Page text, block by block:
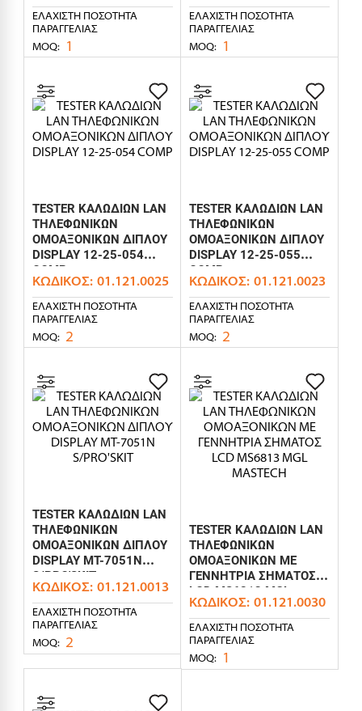
ΕΛΆΧΙΣΤΗ ΠΟΣΌΤΗΤΑ
ΠΑΡΑΓΓΕΛΊΑΣ
MOQ: 1
ΕΛΆΧΙΣΤΗ ΠΟΣΌΤΗΤΑ
ΠΑΡΑΓΓΕΛΊΑΣ
MOQ: 1
TESTER ΚΑΛΩΔΙΩΝ LAN
ΤΗΛΕΦΩΝΙΚΩΝ
ΟΜΟΑΞΟΝΙΚΩΝ ΔΙΠΛΟΥ
DISPLAY 12-25-054
COMP
ΚΩΔΙΚΌΣ: 01.121.0025
ΕΛΆΧΙΣΤΗ ΠΟΣΌΤΗΤΑ
ΠΑΡΑΓΓΕΛΊΑΣ
MOQ: 2
TESTER ΚΑΛΩΔΙΩΝ LAN
ΤΗΛΕΦΩΝΙΚΩΝ
ΟΜΟΑΞΟΝΙΚΩΝ ΔΙΠΛΟΥ
DISPLAY 12-25-055
COMP
ΚΩΔΙΚΌΣ: 01.121.0023
ΕΛΆΧΙΣΤΗ ΠΟΣΌΤΗΤΑ
ΠΑΡΑΓΓΕΛΊΑΣ
MOQ: 2
TESTER ΚΑΛΩΔΙΩΝ LAN
ΤΗΛΕΦΩΝΙΚΩΝ
ΟΜΟΑΞΟΝΙΚΩΝ ΔΙΠΛΟΥ
DISPLAY MT-7051N
S/PRO'SKIT
ΚΩΔΙΚΌΣ: 01.121.0013
ΕΛΆΧΙΣΤΗ ΠΟΣΌΤΗΤΑ
ΠΑΡΑΓΓΕΛΊΑΣ
MOQ: 2
TESTER ΚΑΛΩΔΙΩΝ LAN
ΤΗΛΕΦΩΝΙΚΩΝ
ΟΜΟΑΞΟΝΙΚΩΝ ΜΕ
ΓΕΝΝΗΤΡΙΑ ΣΗΜΑΤΟΣ
LCD MS6813 MGL
MASTECH
ΚΩΔΙΚΌΣ: 01.121.0030
ΕΛΆΧΙΣΤΗ ΠΟΣΌΤΗΤΑ
ΠΑΡΑΓΓΕΛΊΑΣ
MOQ: 1